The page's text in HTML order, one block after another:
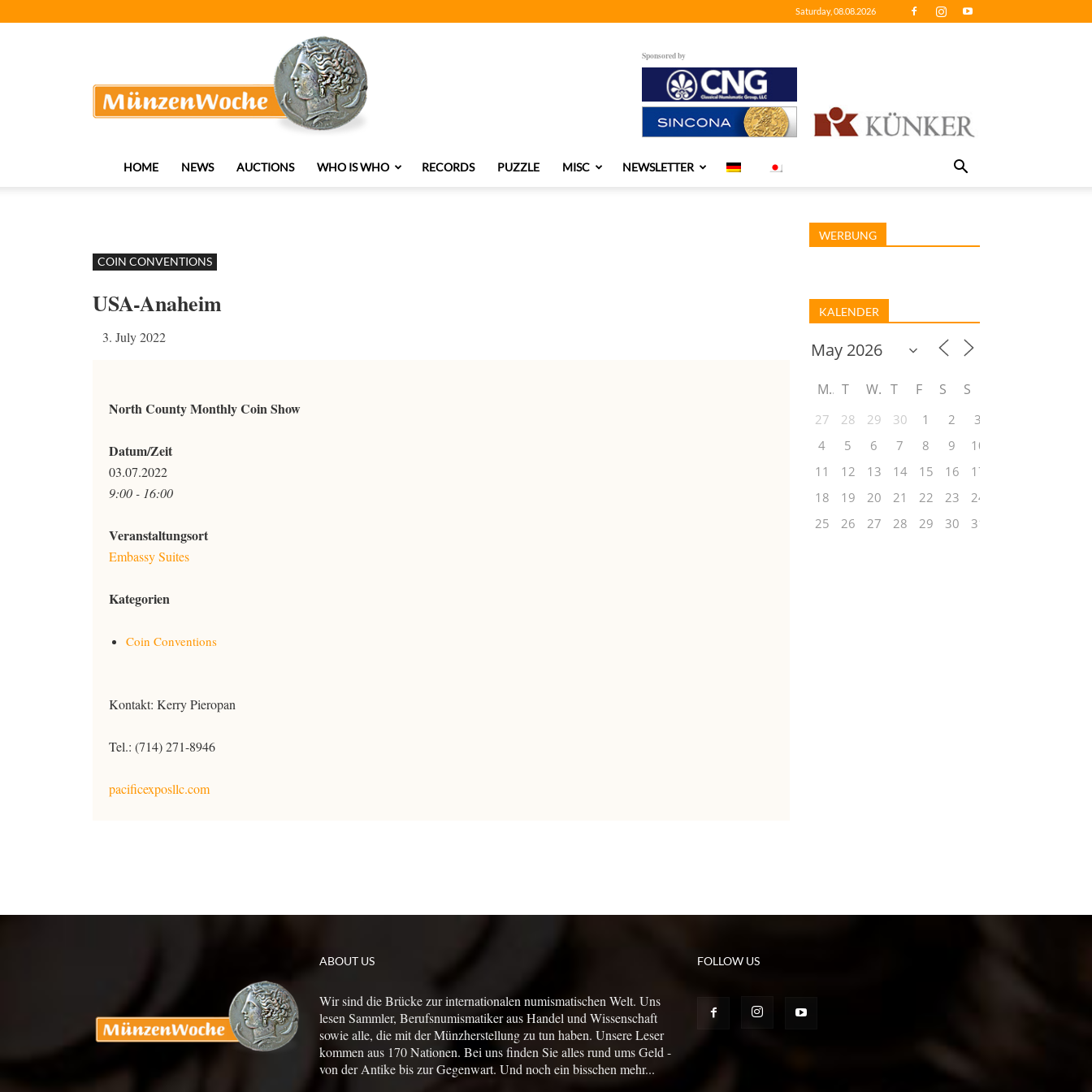
Saturday, 08.08.2026
Sponsored by
HOME NEWS AUCTIONS WHO IS WHO RECORDS PUZZLE MISC NEWSLETTER
COIN CONVENTIONS
USA-Anaheim
3. July 2022
North County Monthly Coin Show
Datum/Zeit
03.07.2022
9:00 - 16:00
Veranstaltungsort
Embassy Suites
Kategorien
Coin Conventions
Kontakt: Kerry Pieropan
Tel.: (714) 271-8946
pacificexposllc.com
WERBUNG
KALENDER
M T W T F S S
27 28 29 30 1 2
3
4
5 6 7 8 9
10
11
12 13 14 15 16
17
18
19 20 21 22 23
24
25
26 27 28 29 30 31
ABOUT US
Wir sind die Brücke zur internationalen numismatischen Welt. Uns
lesen Sammler, Berufsnumismatiker aus Handel und Wissenschaft
sowie alle, die mit der Münzherstellung zu tun haben. Unsere Leser
kommen aus 170 Nationen. Bei uns finden Sie alles rund ums Geld -
von der Antike bis zur Gegenwart. Und noch ein bisschen mehr...
FOLLOW US